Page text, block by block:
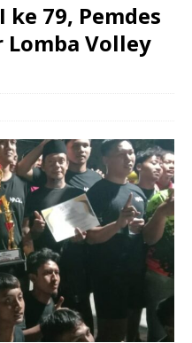
ke 79, Pemdes
Lomba Volley